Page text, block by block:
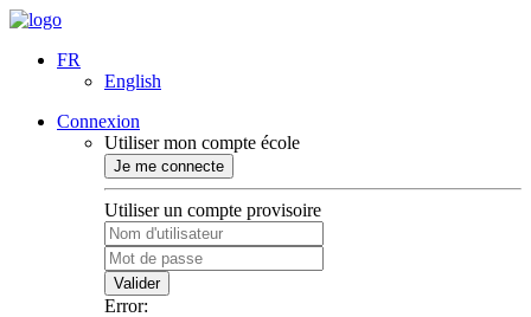
FR
English
Connexion
Utiliser mon compte école
Je me connecte
Utiliser un compte provisoire
Valider
Error: